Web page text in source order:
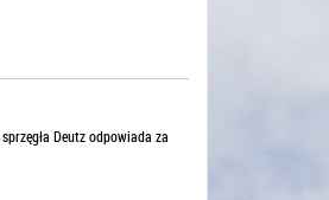
Deutz odpowiada za